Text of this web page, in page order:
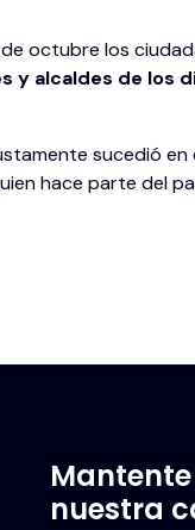
octubre los
y alcaldes de
sucedió en
hace parte del
nuestra